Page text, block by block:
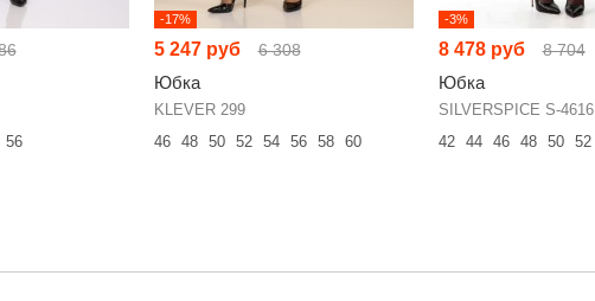
56
-17%
5 247 руб 6 308
Юбка
KLEVER 299
46
48 50 52 54 56 58 60
-3%
8 478 руб 8 704
Юбка
SILVERSPICE S-4616
42
44 46 48 50 52